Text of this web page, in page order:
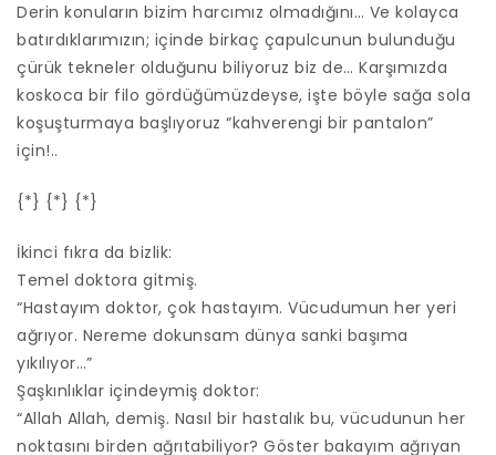
Derin konuların bizim harcımız olmadığını… Ve kolayca
batırdıklarımızın; içinde birkaç çapulcunun bulunduğu
çürük tekneler olduğunu biliyoruz biz de… Karşımızda
koskoca bir filo gördüğümüzdeyse, işte böyle sağa sola
koşuşturmaya başlıyoruz “kahverengi bir pantalon”
için!..
{*} {*} {*}
İkinci fıkra da bizlik:
Temel doktora gitmiş.
“Hastayım doktor, çok hastayım. Vücudumun her yeri
ağrıyor. Nereme dokunsam dünya sanki başıma
yıkılıyor…”
Şaşkınlıklar içindeymiş doktor:
“Allah Allah, demiş. Nasıl bir hastalık bu, vücudunun her
noktasını birden ağrıtabiliyor? Göster bakayım ağrıyan